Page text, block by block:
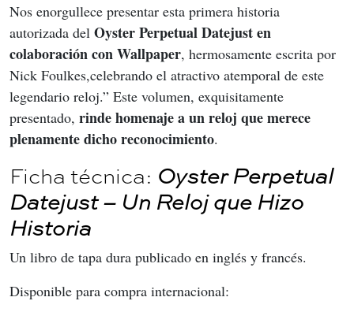
Nos enorgullece presentar esta primera historia
autorizada del Oyster Perpetual Datejust en
colaboración con Wallpaper, hermosamente escrita por
Nick Foulkes,celebrando el atractivo atemporal de este
legendario reloj.” Este volumen, exquisitamente
presentado, rinde homenaje a un reloj que merece
plenamente dicho reconocimiento.
Ficha técnica: Oyster Perpetual
Datejust – Un Reloj que Hizo
Historia
Un libro de tapa dura publicado en inglés y francés.
Disponible para compra internacional: